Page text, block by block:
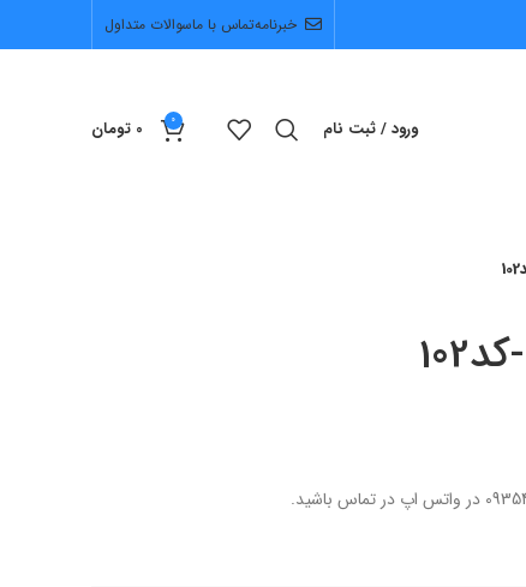
خبرنامهتماس با ماسوالات متداول
ورود / ثبت نام 0
0 تومان